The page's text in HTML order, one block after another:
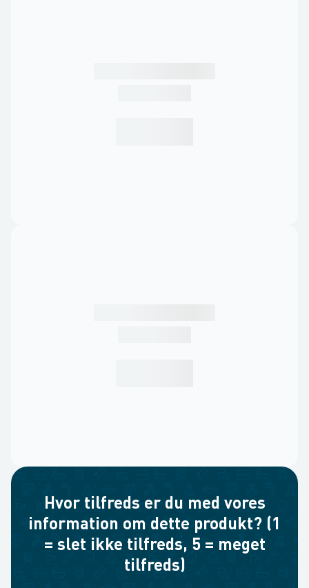
Hvor tilfreds er du med vores
information om dette produkt? (1
= slet ikke tilfreds, 5 = meget
tilfreds)